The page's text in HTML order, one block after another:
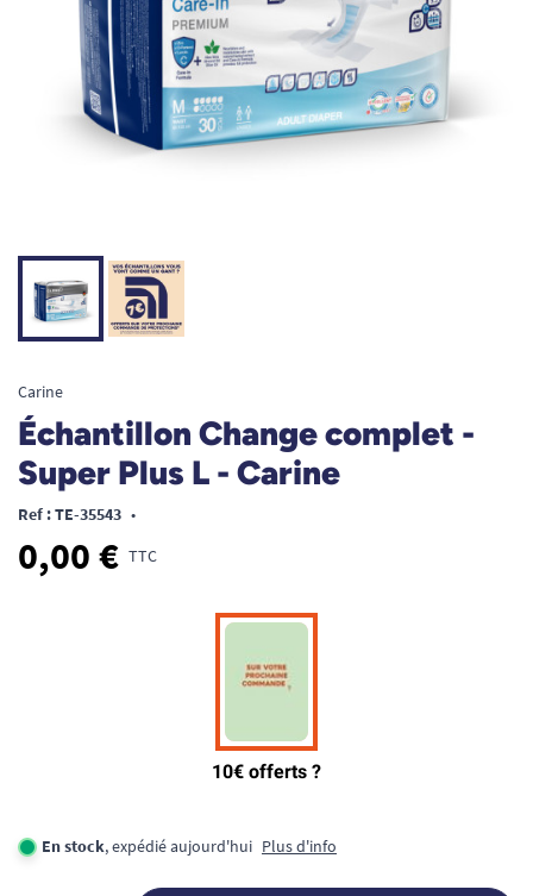
Carine
Échantillon Change complet -
Super Plus L - Carine
Ref : TE-35543 •
0,00 € TTC
En stock, expédié aujourd'hui Plus d'info